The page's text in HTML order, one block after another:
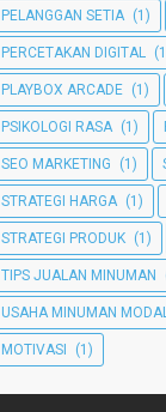
PELANGGAN SETIA (1)
PERCETAKAN DIGITAL
PLAYBOX ARCADE (1)
PSIKOLOGI RASA (1)
SEO MARKETING (1)
STRATEGI HARGA (1)
STRATEGI PRODUK (1)
TIPS JUALAN MINUMAN
USAHA MINUMAN
MOTIVASI (1)